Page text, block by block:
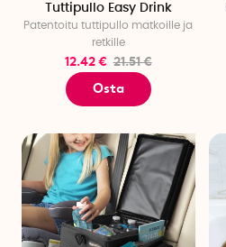
Tuttipullo Easy Drink
Patentoitu tuttipullo matkoille ja
retkille
12.42 € 21.51 €
Osta